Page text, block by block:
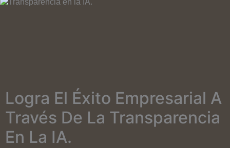
Logra El Éxito Empresarial A
Través De La Transparencia
En La IA.